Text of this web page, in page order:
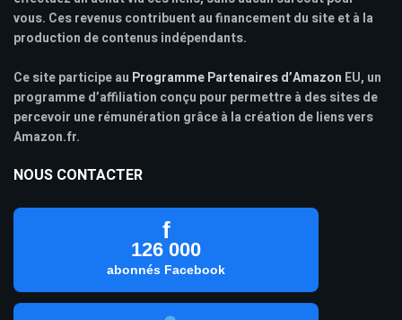
vous. Ces revenus contribuent au financement du site et à la
production de contenus indépendants.
Ce site participe au Programme Partenaires d’Amazon EU, un
programme d’affiliation conçu pour permettre à des sites de
percevoir une rémunération grâce à la création de liens vers
Amazon.fr.
NOUS CONTACTER
f
126 000
abonnés Facebook